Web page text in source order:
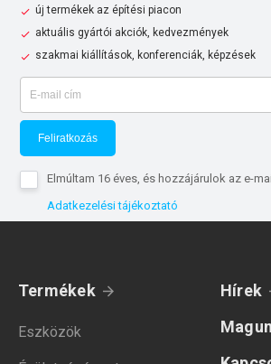
új termékek az építési piacon
aktuális gyártói akciók, kedvezmények
szakmai kiállítások, konferenciák, képzések
Feliratkozás
Elmúltam 16 éves, és hozzájárulok az e-
Adatkezelési tájékoztató
Termékek
Eszközök
Hírek